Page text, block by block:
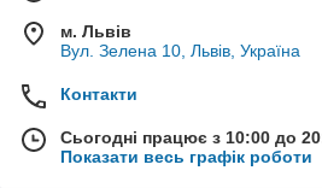
м. Львів
Вул. Зелена 10, Львів, Україна
Контакти
Сьогодні працює з 10:00 до
Показати весь графік роботи